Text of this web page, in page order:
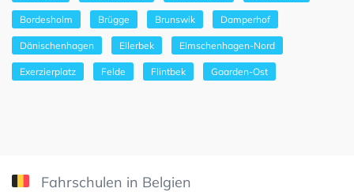
Bordesholm Brügge Brunswik Damperhof
Dänischenhagen Ellerbek Elmschenhagen-Nord
Exerzierplatz Felde Flintbek Gaarden-Ost
Fahrschulen in Belgien